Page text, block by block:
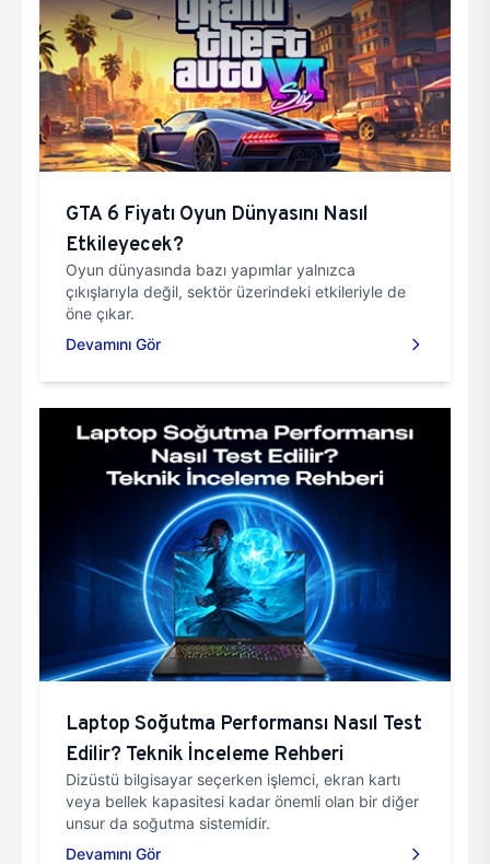
GTA 6 Fiyatı Oyun Dünyasını Nasıl
Etkileyecek?
Oyun dünyasında bazı yapımlar yalnızca
çıkışlarıyla değil, sektör üzerindeki etkileriyle de
öne çıkar.
Devamını Gör
Laptop Soğutma Performansı Nasıl Test
Edilir? Teknik İnceleme Rehberi
Dizüstü bilgisayar seçerken işlemci, ekran kartı
veya bellek kapasitesi kadar önemli olan bir diğer
unsur da soğutma sistemidir.
Devamını Gör